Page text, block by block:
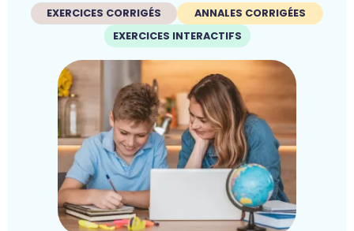
EXERCICES CORRIGÉS
ANNALES CORRIGÉES
EXERCICES INTERACTIFS